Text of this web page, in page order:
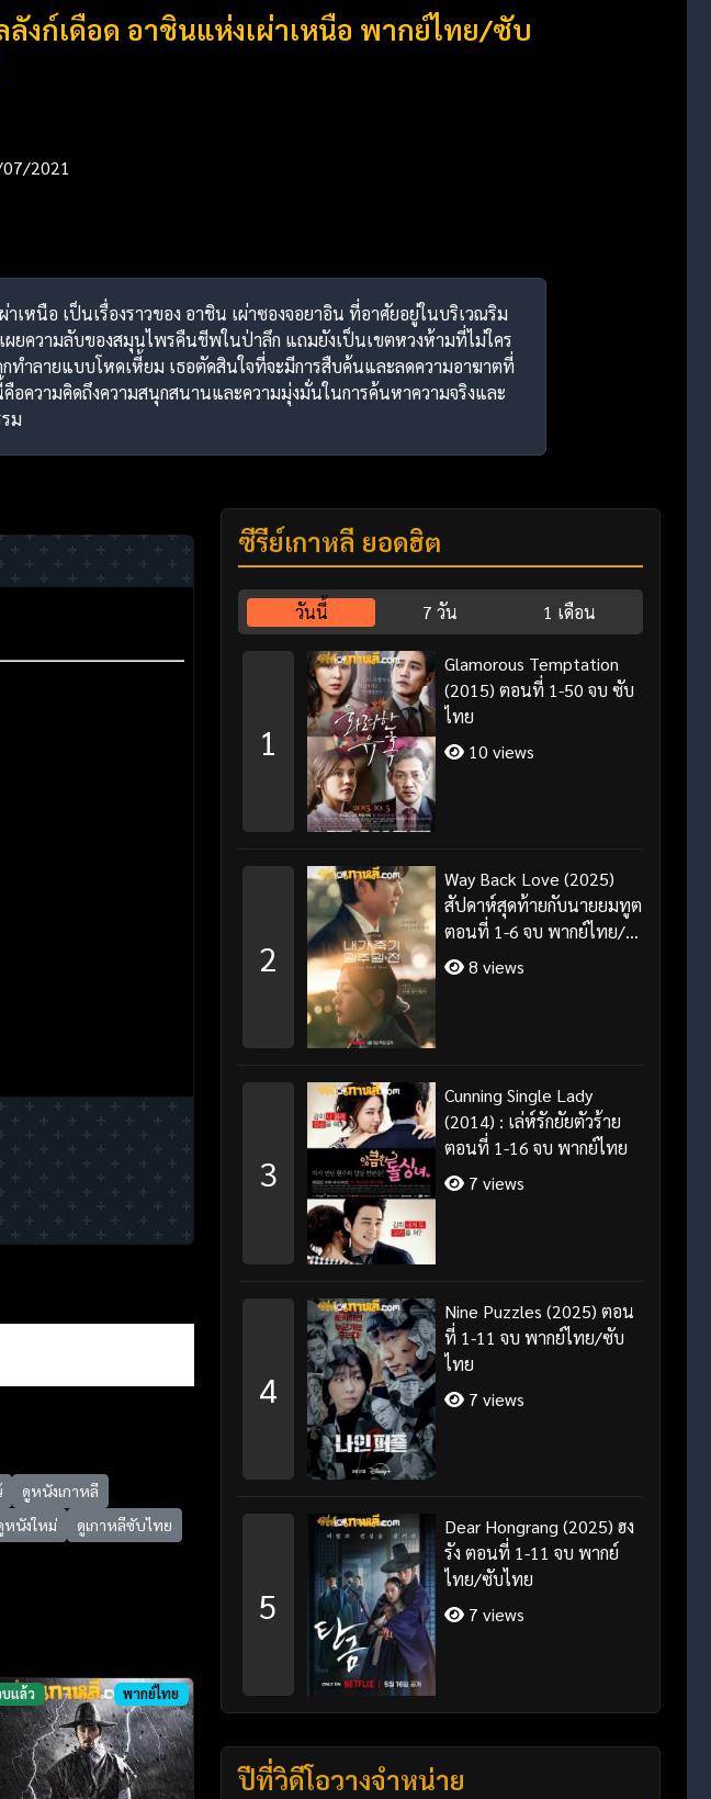
งก์เดือด อาชินแห่งเผ่าเหนือ พากย์ไทย/ซับ
2021
เหนือ เป็นเรื่องราวของ อาชิน เผ่าซองจอยาอิน ที่อาศัยอยู่ในบริเวณริม
ความลับของสมุนไพรคืนชีพในป่าลึก แถมยังเป็นเขตหวงห้ามที่ไม่ใคร
ทำลายแบบโหดเหี้ยม เธอตัดสินใจที่จะมีการสืบค้นและลดความอาฆาตที่
อความคิดถึงความสนุกสนานและความมุ่งมั่นในการค้นหาความจริงและ
ม
ดูหนังเกาหลี
หนังใหม่
ดูเกาหลีซับไทย
บแล้ว พากย์ไทย
ซีรี่ย์เกาหลี ยอดฮิต
วันนี้ 7 วัน 1 เดือน
1
Glamorous Temptation
(2015) ตอนที่ 1-50 จบ ซับ
ไทย
10 views
2
Way Back Love (2025)
สัปดาห์สุดท้ายกับนายยมทูต
ตอนที่ 1-6 จบ พากย์ไทย/
ซับไทย8 views
3
Cunning Single Lady
(2014) : เล่ห์รักยัยตัวร้าย
ตอนที่ 1-16 จบ พากย์ไทย
7 views
4
Nine Puzzles (2025) ตอน
ที่ 1-11 จบ พากย์ไทย/ซับ
ไทย
7 views
5
Dear Hongrang (2025) ฮง
รัง ตอนที่ 1-11 จบ พากย์
ไทย/ซับไทย
7 views
ปีที่วิดีโอวางจำหน่าย